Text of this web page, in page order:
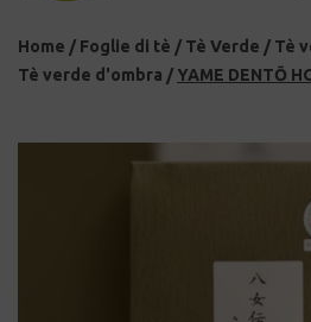
Home / Foglie di tè / Tè Verde / Tè
Tè verde d'ombra / YAME DENTŌ